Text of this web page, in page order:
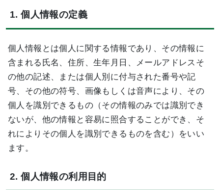
1. 個人情報の定義
個人情報とは個人に関する情報であり、その情報に
含まれる氏名、住所、生年月日、メールアドレスそ
の他の記述、または個人別に付与された番号や記
号、その他の符号、画像もしくは音声により、その
個人を識別できるもの（その情報のみでは識別でき
ないが、他の情報と容易に照合することができ、そ
れによりその個人を識別できるものを含む）をいい
ます。
2. 個人情報の利用目的